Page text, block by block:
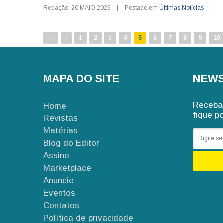
Redação, 20.MAIO.2026 Postado em Últimas Notícias
... 1 2 3 4 5 6 7 8 9 10
MAPA DO SITE
Home
Revistas
Matérias
Blog do Editor
Assine
Marketplace
Anuncie
Eventos
Contatos
Política de privacidade
fique